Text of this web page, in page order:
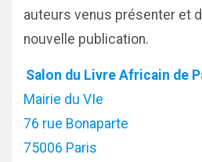
auteurs venus présenter et
nouvelle publication.
Salon du Livre Africain de
Mairie du VIe
76 rue Bonaparte
75006 Paris